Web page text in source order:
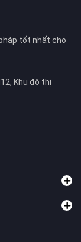
tốt nhất cho
Khu đô thị